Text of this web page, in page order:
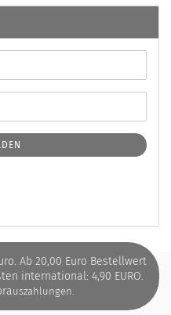
Ab 20,00 Euro Bestellwert
international: 4,90 EURO.
uszahlungen.